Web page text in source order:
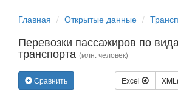
Главная Открытые данные
Перевозки пассажиров по
транспорта (млн. человек)
Сравнить Excel